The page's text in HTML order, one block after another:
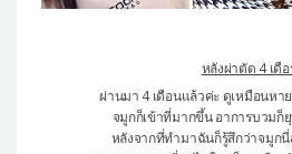
หลังผ่าตัด 4 เดื
ผ่านมา 4 เดือนแล้วค่ะ ดูเหมือนหา
จมูกก็เข้าที่มากขึ้น อาการบวมก็
หลังจากที่ทำมาฉันก็รู้สึกว่าจมูก